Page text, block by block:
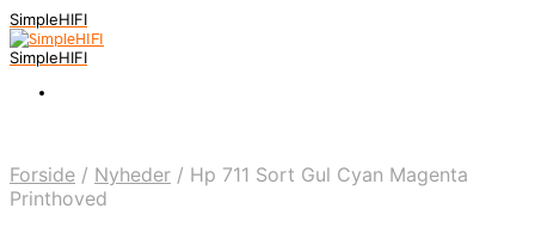
SimpleHIFI
SimpleHIFI
Forside / Nyheder / Hp 711 Sort Gul Cyan Magenta
Printhoved